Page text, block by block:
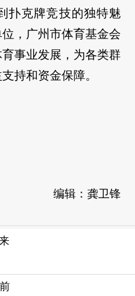
扑克牌竞技的独特魅
，广州市体育基金会
事业发展，为各类群
持和资金保障。
编辑：龚卫锋